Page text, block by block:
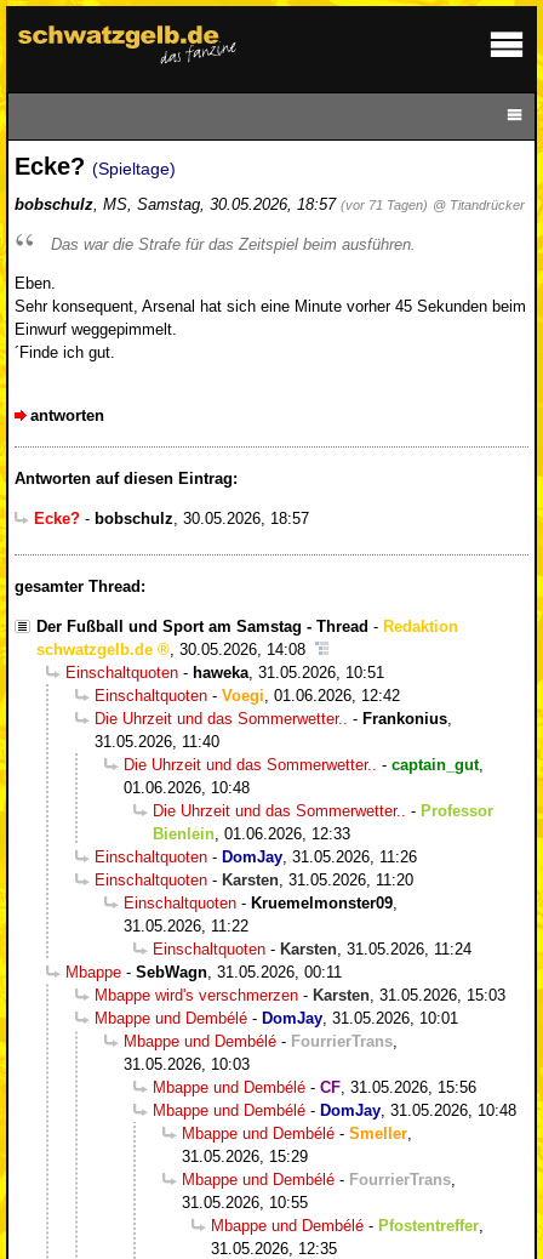
Ecke? (Spieltage)
bobschulz, MS, Samstag, 30.05.2026, 18:57 (vor 71 Tagen) @ Titandrücker
Das war die Strafe für das Zeitspiel beim ausführen.
Eben.
Sehr konsequent, Arsenal hat sich eine Minute vorher 45 Sekunden beim
Einwurf weggepimmelt.
´Finde ich gut.
antworten
Antworten auf diesen Eintrag:
Ecke? - bobschulz, 30.05.2026, 18:57
gesamter Thread:
Der Fußball und Sport am Samstag - Thread - Redaktion
schwatzgelb.de
30.05.2026, 14:08
Einschaltquoten - haweka 31.05.2026, 10:51
Einschaltquoten - Voegi 01.06.2026, 12:42
Die Uhrzeit und das Sommerwetter..
- Frankonius
31.05.2026, 11:40
Die Uhrzeit und das Sommerwetter..
- captain_gut,
01.06.2026, 10:48
Die Uhrzeit und das Sommerwetter..
- Professor
Bienlein 01.06.2026, 12:33
Einschaltquoten - DomJay 31.05.2026, 11:26
Einschaltquoten - Karsten 31.05.2026, 11:20
Einschaltquoten - Kruemelmonster09
31.05.2026, 11:22
Einschaltquoten - Karsten 31.05.2026, 11:24
Mbappe - SebWagn 31.05.2026, 00:11
Mbappe wird's verschmerzen - Karsten 31.05.2026, 15:03
Mbappe und Dembélé - DomJay 31.05.2026, 10:01
Mbappe und Dembélé - FourrierTrans
31.05.2026, 10:03
Mbappe und Dembélé - CF 31.05.2026, 15:56
Mbappe und Dembélé - DomJay 31.05.2026, 10:48
Mbappe und Dembélé - Smeller
31.05.2026, 15:29
Mbappe und Dembélé - FourrierTrans
31.05.2026, 10:55
Mbappe und Dembélé - Pfostentreffer
31.05.2026, 12:35